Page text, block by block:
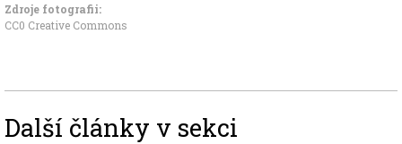
Zdroje fotografii:
CC0 Creative Commons
Další články v sekci